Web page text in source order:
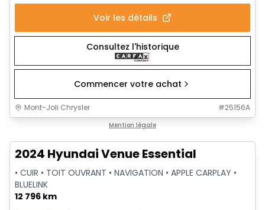
Voir les détails
Consultez l'historique
Commencer votre achat
Mont-Joli Chrysler #25156A
Mention légale
2024 Hyundai Venue Essential
• CUIR • TOIT OUVRANT • NAVIGATION • APPLE CARPLAY •
BLUELINK
12 796 km